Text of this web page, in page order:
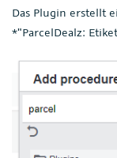
Das Plugin erstellt
*"ParcelDealz: